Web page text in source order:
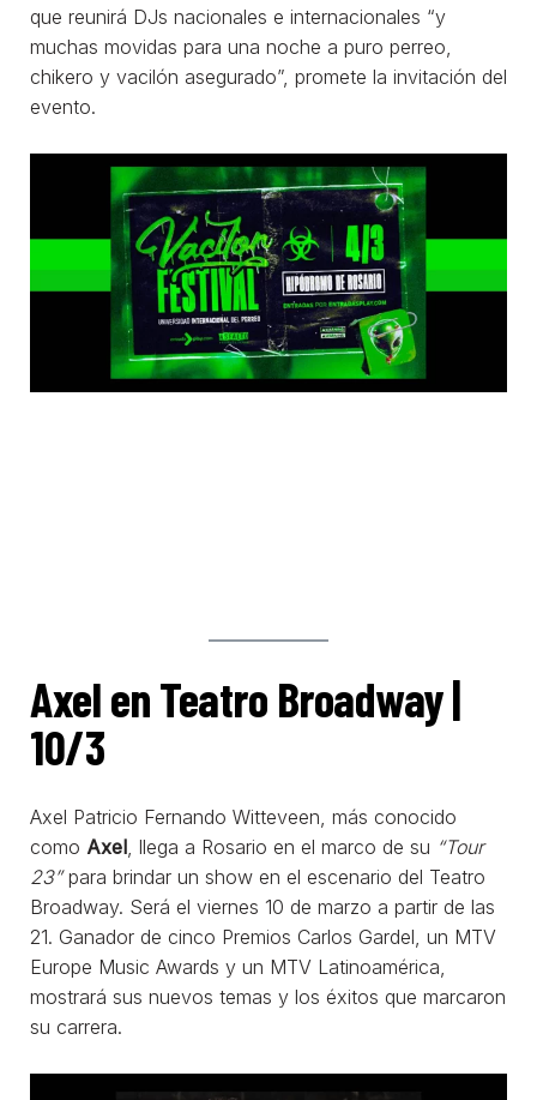
que reunirá DJs nacionales e internacionales “y
muchas movidas para una noche a puro perreo,
chikero y vacilón asegurado”, promete la invitación del
evento.
Axel en Teatro Broadway |
10/3
Axel Patricio Fernando Witteveen, más conocido
como Axel , llega a Rosario en el marco de su “Tour
23”para brindar un show en el escenario del Teatro
Broadway. Será el viernes 10 de marzo a partir de las
21. Ganador de cinco Premios Carlos Gardel, un MTV
Europe Music Awards y un MTV Latinoamérica,
mostrará sus nuevos temas y los éxitos que marcaron
su carrera.